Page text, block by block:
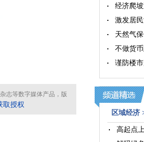
志等数字媒体产品，版
取授权
经济爬
激发居
天然气
不做货
谨防楼
区域经济
高起点